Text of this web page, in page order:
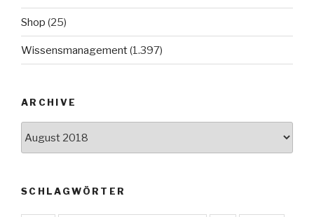
Shop (25)
Wissensmanagement(1.397)
ARCHIVE
SCHLAGWÖRTER